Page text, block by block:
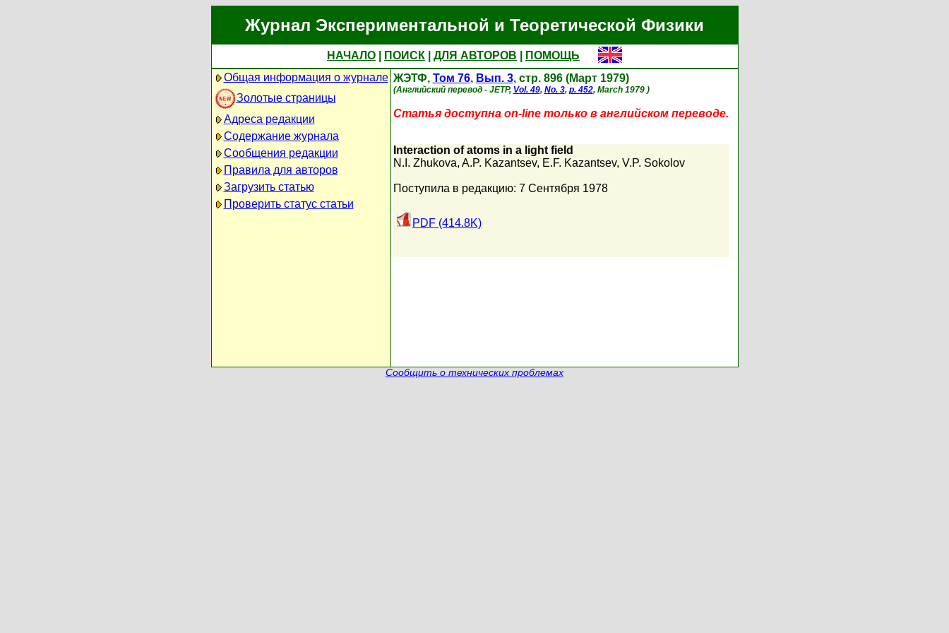
Журнал Экспериментальной и Теоретической Физики
НАЧАЛО ПОИСК ДЛЯ АВТОРОВ
ПОМОЩЬ
Общая информация о журнале
Золотые страницы
Адреса редакции
Содержание журнала
Сообщения редакции
Правила для авторов
Загрузить статью
Проверить статус статьи
ЖЭТФ, Том 76, Вып. 3, стр. 896 (Март 1979)
(Английский перевод - JETP, Vol. 49, No. 3, p. 452, March 1979 )
Статья доступна on-line только в английском переводе.
Interaction of atoms in a light field
N.I. Zhukova, A.P. Kazantsev, E.F. Kazantsev, V.P. Sokolov
Поступила в редакцию: 7 Сентября 1978
PDF (414.8K)
Сообщить о технических проблемах